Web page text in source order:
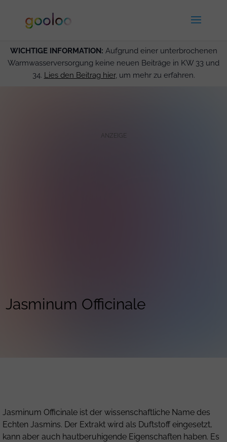
WICHTIGE INFORMATION: Aufgrund einer unterbrochenen
Warmwasserversorgung keine neuen Beiträge in KW 33 und
34. Lies den Beitrag hier, um mehr zu erfahren.
Jasminum Officinale
Jasminum Officinale ist der wissenschaftliche Name des
Echten Jasmins. Der Extrakt wird als Duftstoff eingesetzt,
kann aber auch hautberuhigende Eigenschaften haben. Es